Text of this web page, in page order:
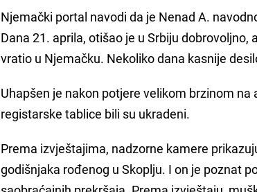
Njemački portal navodi da je Nenad A.
Dana 21. aprila, otišao je u Srbiju
vratio u Njemačku. Nekoliko dana kasnije
Uhapšen je nakon potjere velikom brzinom
registarske tablice bili su ukradeni.
Prema izvještajima, nadzorne kamere
godišnjaka rođenog u Skoplju. I on je poznat